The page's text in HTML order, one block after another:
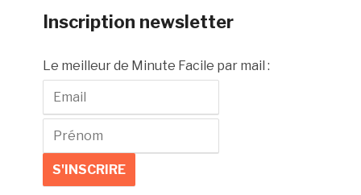
Inscription newsletter
Le meilleur de Minute Facile par mail :